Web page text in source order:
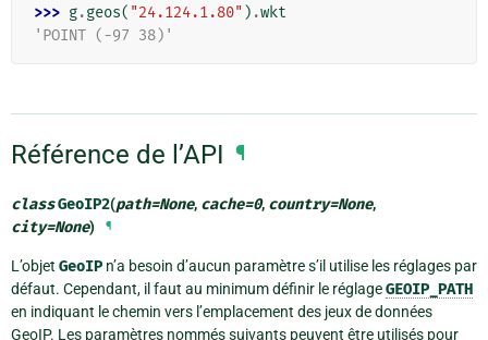
>>> g.geos( "24.124.1.80" ) .wkt
'POINT (-97 38)'
Référence de l’API ¶
classGeoIP2(path=None, cache=0, country=None,
city=None) ¶
L’objet GeoIP n’a besoin d’aucun paramètre s’il utilise les réglages par
défaut. Cependant, il faut au minimum définir le réglageGEOIP_PATH
en indiquant le chemin vers l’emplacement des jeux de données
GeoIP. Les paramètres nommés suivants peuvent être utilisés pour